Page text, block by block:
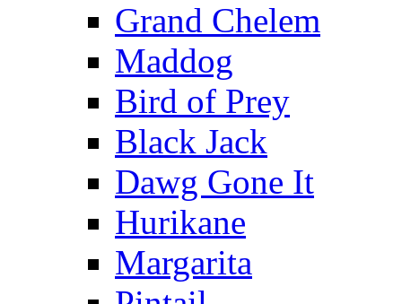
Grand Chelem
Maddog
Bird of Prey
Black Jack
Dawg Gone It
Hurikane
Margarita